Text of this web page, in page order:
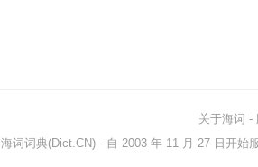
关于海词 -
海词词典(Dict.CN) - 自 2003 年 11 月 27 日开始